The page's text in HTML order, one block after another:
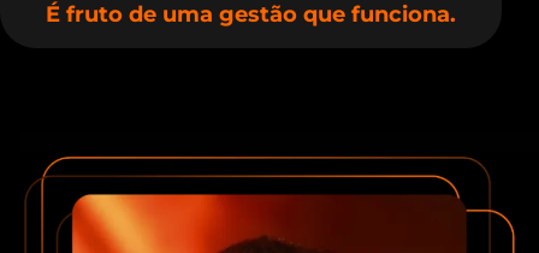
É fruto de uma gestão que funciona.